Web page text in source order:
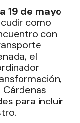
19 de mayo
como
con
el
para incluir